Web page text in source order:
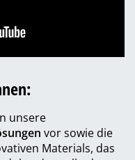
unsere
vor sowie die
Materials, das